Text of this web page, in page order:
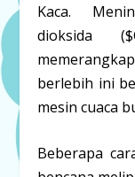
Kaca.
dioksida (
berlebih ini
mesin cuaca
Beberapa